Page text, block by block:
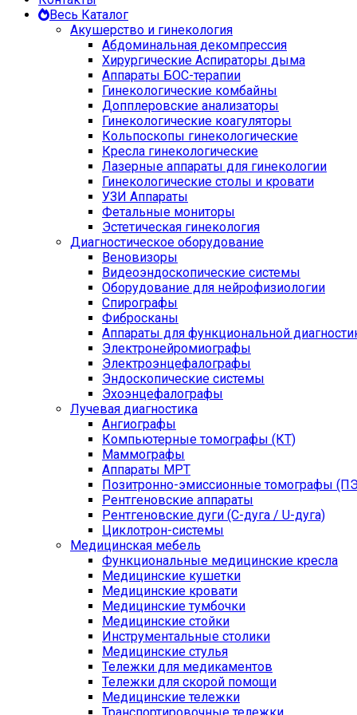
Весь Каталог
Акушерство и гинекология
Абдоминальная декомпрессия
Хирургические Аспираторы дыма
Аппараты БОС-терапии
Гинекологические комбайны
Допплеровские анализаторы
Гинекологические коагуляторы
Кольпоскопы гинекологические
Кресла гинекологические
Лазерные аппараты для гинекологии
Гинекологические столы и кровати
УЗИ Аппараты
Фетальные мониторы
Эстетическая гинекология
Диагностическое оборудование
Веновизоры
Видеоэндоскопические системы
Оборудование для нейрофизиологии
Спирографы
Фибросканы
Аппараты для функциональной
Электронейромиографы
Электроэнцефалографы
Эндоскопические системы
Эхоэнцефалографы
Лучевая диагностика
Ангиографы
Компьютерные томографы (КТ)
Маммографы
Аппараты МРТ
Позитронно-эмиссионные томографы
Рентгеновские аппараты
Рентгеновские дуги (С-дуга / U-дуга)
Циклотрон-системы
Медицинская мебель
Функциональные медицинские кресла
Медицинские кушетки
Медицинские кровати
Медицинские тумбочки
Медицинские стойки
Инструментальные столики
Медицинские стулья
Тележки для медикаментов
Тележки для скорой помощи
Медицинские тележки